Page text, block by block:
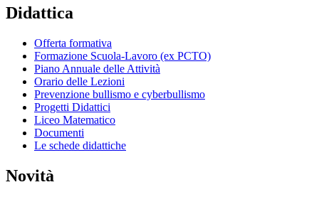
Didattica
Offerta formativa
Formazione Scuola-Lavoro (ex PCTO)
Piano Annuale delle Attività
Orario delle Lezioni
Prevenzione bullismo e cyberbullismo
Progetti Didattici
Liceo Matematico
Documenti
Le schede didattiche
Novità